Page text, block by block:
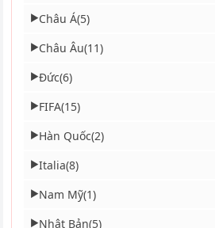
▶Châu Á(5)
▶Châu Âu(11)
▶Đức(6)
▶FIFA(15)
▶Hàn Quốc(2)
▶Italia(8)
▶Nam Mỹ(1)
▶Nhật Bản(5)